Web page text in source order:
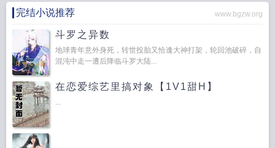
完结小说推荐 www.bgzw.org
斗罗之异数
地球青年意外身死，转世投胎又恰逢大神打架，轮回池破碎，自
混沌中走一遭后降临斗罗大陆...
在恋爱综艺里搞对象【1V1甜H】
...